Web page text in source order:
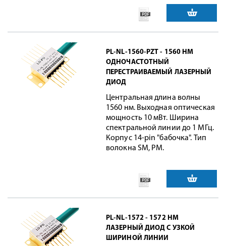
PL-NL-1560-PZT - 1560 НМ
ОДНОЧАСТОТНЫЙ
ПЕРЕСТРАИВАЕМЫЙ ЛАЗЕРНЫЙ
ДИОД
Центральная длина волны
1560 нм. Выходная оптическая
мощность 10 мВт. Ширина
спектральной линии до 1 МГц.
Корпус 14-pin "бабочка". Тип
волокна SM, PM.
PL-NL-1572 - 1572 НМ
ЛАЗЕРНЫЙ ДИОД С УЗКОЙ
ШИРИНОЙ ЛИНИИ